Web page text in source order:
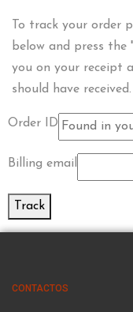
To track your order
below and press the
you on your receipt
should have received.
Order ID
Billing email
Track
CONTACTOS